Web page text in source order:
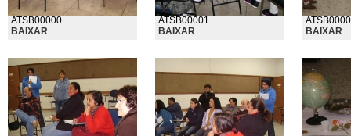
ATSB00000
BAIXAR
ATSB00001
BAIXAR
BAIXAR